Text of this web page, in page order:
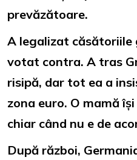
prevăzătoare.
A legalizat căsătoriile
votat contra. A tras
risipă, dar tot ea a
zona euro. O mamă
chiar când nu e de
După război,